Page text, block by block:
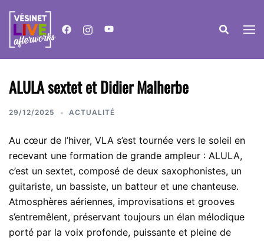
contenu
ALULA sextet et Didier Malherbe
29/12/2025 ACTUALITÉ
Au cœur de l’hiver, VLA s’est tournée vers le soleil en
recevant une formation de grande ampleur : ALULA,
c’est un sextet, composé de deux saxophonistes, un
guitariste, un bassiste, un batteur et une chanteuse.
Atmosphères aériennes, improvisations et grooves
s’entremêlent, préservant toujours un élan mélodique
porté par la voix profonde, puissante et pleine de